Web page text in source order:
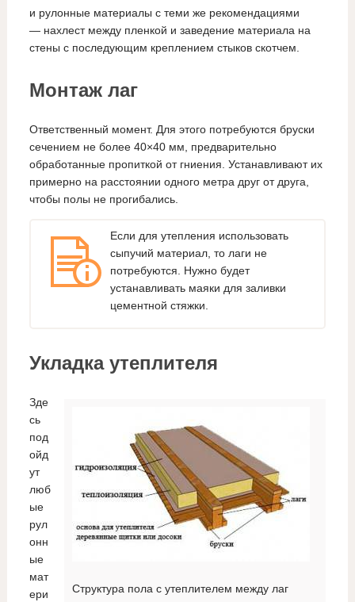
и рулонные материалы с теми же рекомендациями
— нахлест между пленкой и заведение материала на
стены с последующим креплением стыков скотчем.
Монтаж лаг
Ответственный момент. Для этого потребуются бруски
сечением не более 40×40 мм, предварительно
обработанные пропиткой от гниения. Устанавливают их
примерно на расстоянии одного метра друг от друга,
чтобы полы не прогибались.
Если для утепления использовать
сыпучий материал, то лаги не
потребуются. Нужно будет
устанавливать маяки для заливки
цементной стяжки.
Укладка утеплителя
Структура пола с утеплителем между лаг
Зде
сь
под
ойд
ут
люб
ые
рул
онн
ые
мат
ери